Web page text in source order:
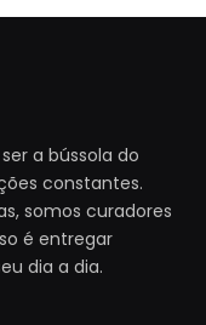
a bússola do
constantes.
somos curadores
é entregar
dia a dia.